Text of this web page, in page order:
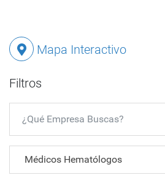
Mapa Interactivo
Filtros
Médicos Hematólogos